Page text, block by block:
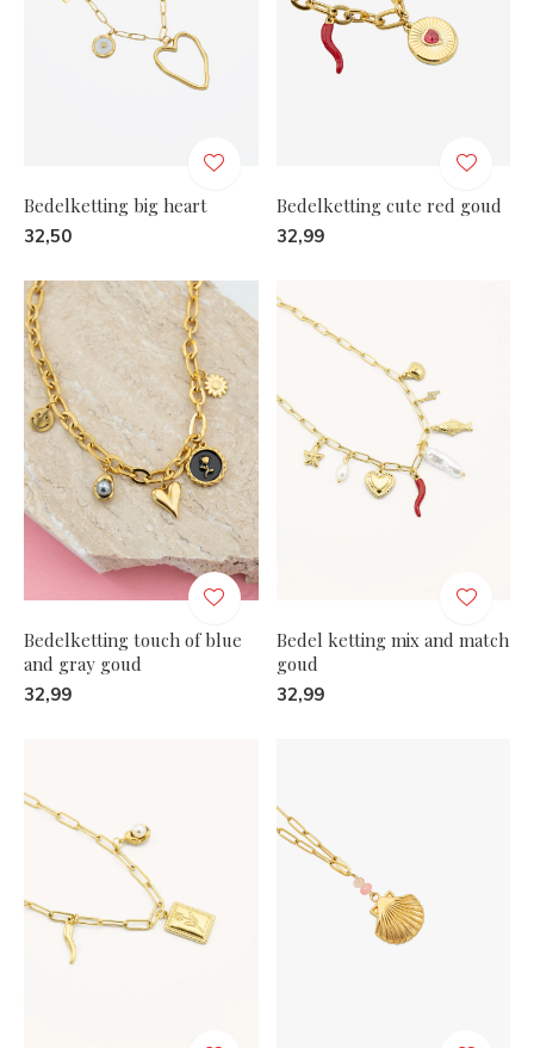
Bedelketting big heart
32,50
Bedelketting cute red goud
32,99
Bedelketting touch of blue
and gray goud
32,99
Bedel ketting mix and match
goud
32,99